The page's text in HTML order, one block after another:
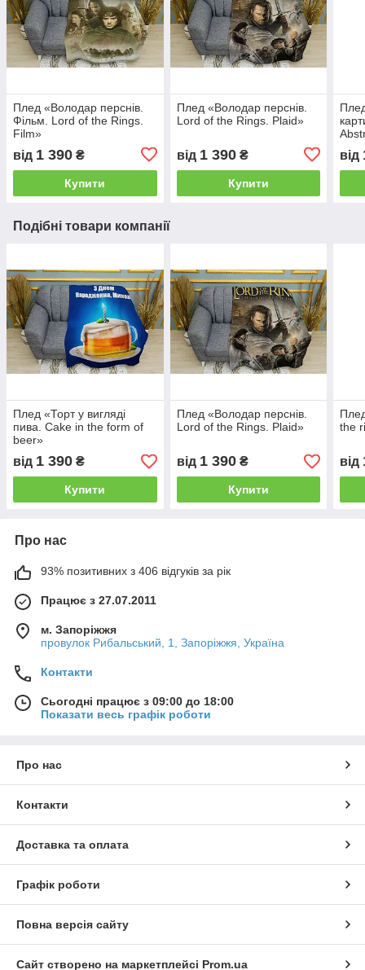
Плед «Володар перснів.
Фільм. Lord of the Rings.
Film»
від 1 390 ₴
Купити
Плед «Володар перснів.
Lord of the Rings. Plaid»
від 1 390₴
Купити
від
Подібні товари компанії
Плед «Торт у вигляді
пива. Cake in the form of
beer»
від 1 390 ₴
Купити
Плед «Володар перснів.
Lord of the Rings. Plaid»
від 1 390₴
Купити
the
від
Про нас
93% позитивних з 406 відгуків за рік
Працює з 27.07.2011
м. Запоріжжя
провулок Рибальський, 1, Запоріжжя, Україна
Контакти
Сьогодні працює з 09:00 до 18:00
Показати весь графік роботи
Про нас
Контакти
Доставка та оплата
Графік роботи
Повна версія сайту
Сайт створено на маркетплейсі Prom.ua